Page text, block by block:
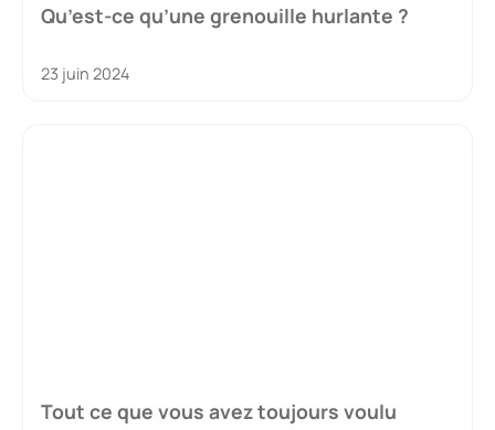
Qu’est-ce qu’une grenouille hurlante ?
23 juin 2024
Tout ce que vous avez toujours voulu